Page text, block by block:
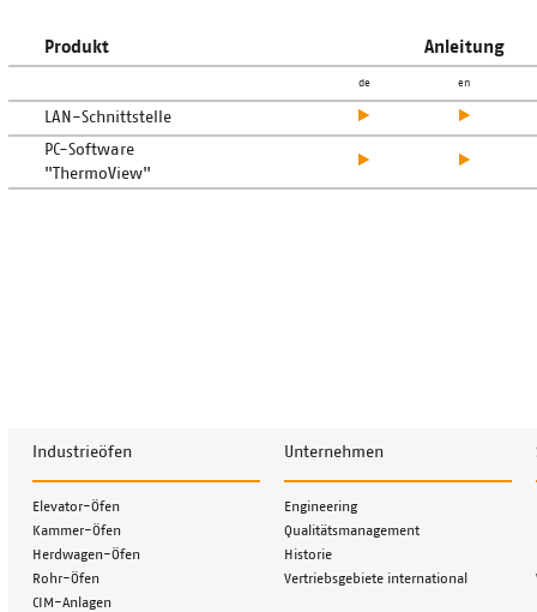
Produkt Anleitung
de en
LAN-Schnittstelle
PC-Software
"ThermoView"
Industrieöfen
Navigation
überspringen
Elevator-Öfen
Kammer-Öfen
Herdwagen-Öfen
Rohr-Öfen
CIM-Anlagen
Unternehmen
Navigation
überspringen
Engineering
Qualitätsmanagement
Historie
Vertriebsgebiete international